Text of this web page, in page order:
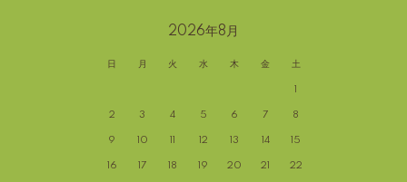
2026年8月
日 月 火 水 木 金 土
1
2 3 4 5 6 7 8
9 10 11 12 13 14 15
16 17 18 19 20 21 22